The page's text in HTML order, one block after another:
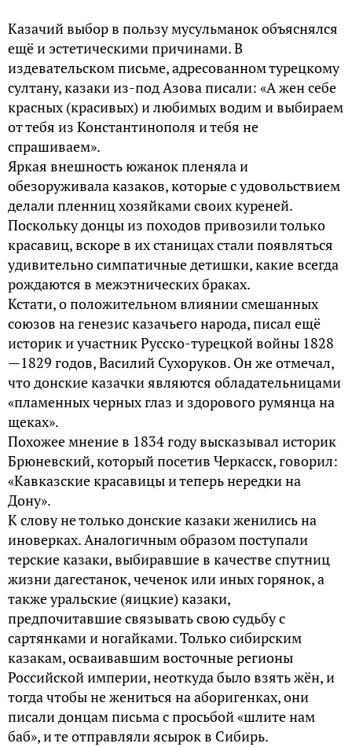
Казачий выбор в пользу мусульманок объяснялся
ещё и эстетическими причинами. В
издевательском письме, адресованном турецкому
султану, казаки из-под Азова писали: «А жен себе
красных (красивых) и любимых водим и выбираем
от тебя из Константинополя и тебя не
спрашиваем».
Яркая внешность южанок пленяла и
обезоруживала казаков, которые с удовольствием
делали пленниц хозяйками своих куреней.
Поскольку донцы из походов привозили только
красавиц, вскоре в их станицах стали появляться
удивительно симпатичные детишки, какие всегда
рождаются в межэтнических браках.
Кстати, о положительном влиянии смешанных
союзов на генезис казачьего народа, писал ещё
историк и участник Русско-турецкой войны 1828
—1829 годов, Василий Сухоруков. Он же отмечал,
что донские казачки являются обладательницами
«пламенных черных глаз и здорового румянца на
щеках».
Похожее мнение в 1834 году высказывал историк
Брюневский, который посетив Черкасск, говорил:
«Кавказские красавицы и теперь нередки на
Дону».
К слову не только донские казаки женились на
иноверках. Аналогичным образом поступали
терские казаки, выбиравшие в качестве спутниц
жизни дагестанок, чеченок или иных горянок, а
также уральские (яицкие) казаки,
предпочитавшие связывать свою судьбу с
сартянками и ногайками. Только сибирским
казакам, осваивавшим восточные регионы
Российской империи, неоткуда было взять жён, и
тогда чтобы не жениться на аборигенках, они
писали донцам письма с просьбой «шлите нам
баб», и те отправляли ясырок в Сибирь.